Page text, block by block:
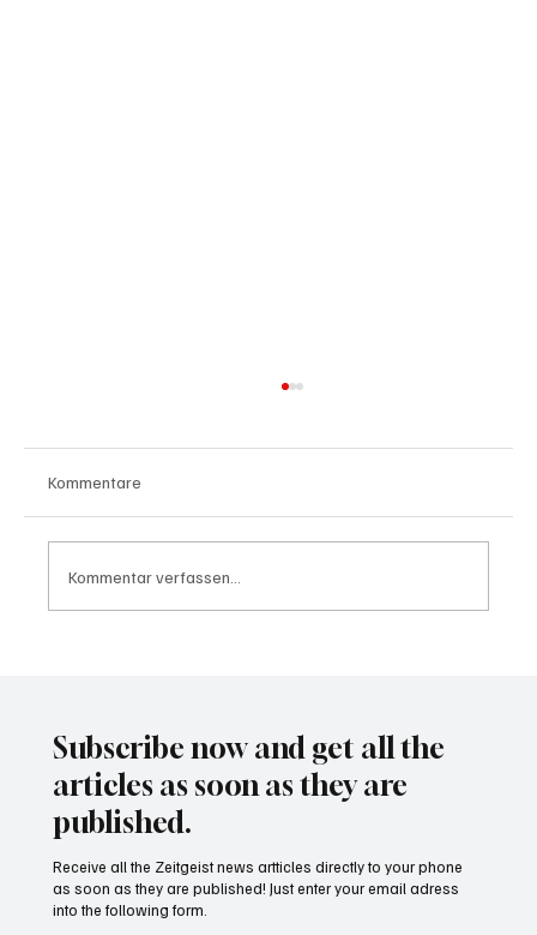
Kommentare
Kommentar verfassen...
Subscribe now and get all the
articles as soon as they are
published.
Receive all the Zeitgeist news artticles directly to your phone
as soon as they are published! Just enter your email adress
into the following form.